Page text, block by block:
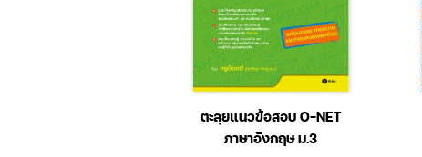
ตะลุยแนวข้อสอบ O-NET
ภาษาอังกฤษ ม.3